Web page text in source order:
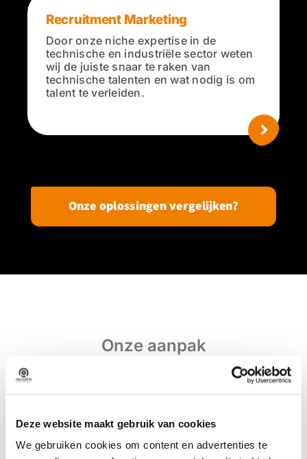
Deze website maakt gebruik van cookies
We gebruiken cookies om content en advertenties te
Recruitment Marketing
Door onze niche expertise in de
technische en industriële sector weten
wij de juiste snaar te raken van
technische talenten en wat nodig is om
talent te verleiden.
Onze oplossingen vergelijken?
Onze aanpak
Hoe doen wij dit?
een uitdaging benadert: met precisie, expertise
en toewijding. Recruitin ontwikkelt op maat
gemaakte strategieën die verder gaan dan
standaard recruitmentprocessen. We stellen de